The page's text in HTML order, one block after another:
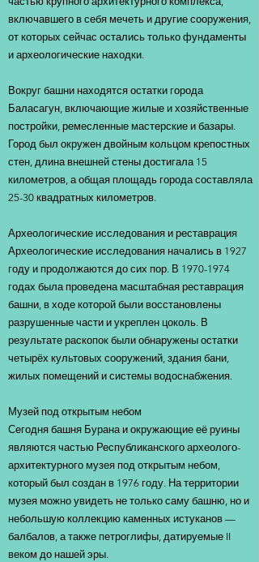
включавшего в себя мечеть и другие сооружения,
от которых сейчас остались только фундаменты
и археологические находки.
Вокруг башни находятся остатки города
Баласагун, включающие жилые и хозяйственные
постройки, ремесленные мастерские и базары.
Город был окружен двойным кольцом крепостных
стен, длина внешней стены достигала 15
километров, а общая площадь города составляла
25-30 квадратных километров.
Археологические исследования и реставрация
Археологические исследования начались в 1927
году и продолжаются до сих пор. В 1970-1974
годах была проведена масштабная реставрация
башни, в ходе которой были восстановлены
разрушенные части и укреплен цоколь. В
результате раскопок были обнаружены остатки
четырёх культовых сооружений, здания бани,
жилых помещений и системы водоснабжения.
Музей под открытым небом
Сегодня башня Бурана и окружающие её руины
являются частью Республиканского археолого-
архитектурного музея под открытым небом,
который был создан в 1976 году. На территории
музея можно увидеть не только саму башню, но и
небольшую коллекцию каменных истуканов —
балбалов, а также петроглифы, датируемые II
веком до нашей эры.